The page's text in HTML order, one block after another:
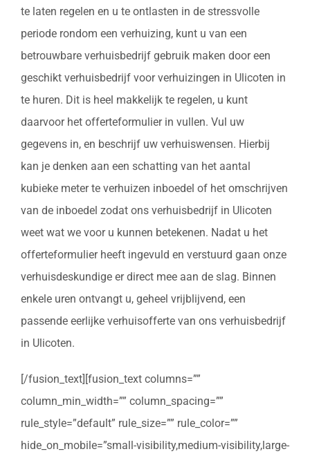
te laten regelen en u te ontlasten in de stressvolle
periode rondom een verhuizing, kunt u van een
betrouwbare verhuisbedrijf gebruik maken door een
geschikt verhuisbedrijf voor verhuizingen in Ulicoten in
te huren. Dit is heel makkelijk te regelen, u kunt
daarvoor het offerteformulier in vullen. Vul uw
gegevens in, en beschrijf uw verhuiswensen. Hierbij
kan je denken aan een schatting van het aantal
kubieke meter te verhuizen inboedel of het omschrijven
van de inboedel zodat ons verhuisbedrijf in Ulicoten
weet wat we voor u kunnen betekenen. Nadat u het
offerteformulier heeft ingevuld en verstuurd gaan onze
verhuisdeskundige er direct mee aan de slag. Binnen
enkele uren ontvangt u, geheel vrijblijvend, een
passende eerlijke verhuisofferte van ons verhuisbedrijf
in Ulicoten.
[/fusion_text][fusion_text columns=””
column_min_width=”” column_spacing=””
rule_style=”default” rule_size=”” rule_color=””
hide_on_mobile=”small-visibility,medium-visibility,large-